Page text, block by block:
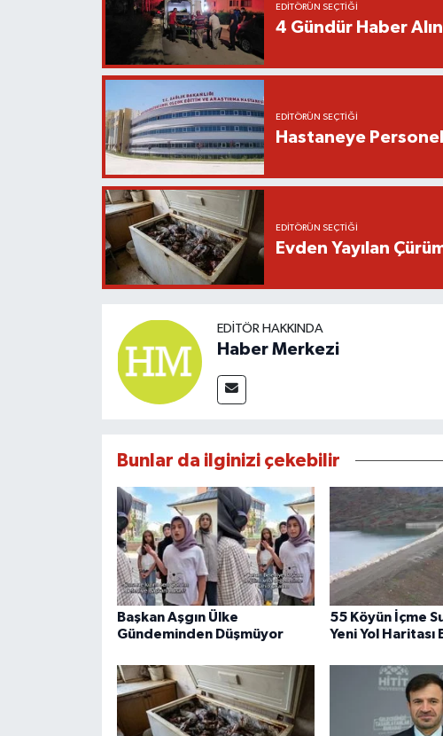
EDITÖRÜN SEÇTIĞI
4 Gündür Haber
EDITÖRÜN SEÇTIĞI
Hastaneye
EDITÖRÜN SEÇTIĞI
Evden Yayılan
EDITÖR HAKKINDA
Haber Merkezi
Bunlar da ilginizi çekebilir
Başkan Aşgın Ülke
Gündeminden Düşmüyor
55 Köyün İçme
Yeni Yol